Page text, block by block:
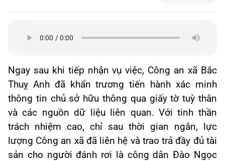
Ngay sau khi tiếp nhận vụ việc, Công an xã Bắc
Thuỵ Anh đã khẩn trương tiến hành xác minh
thông tin chủ sở hữu thông qua giấy tờ tuỳ thân
và các nguồn dữ liệu liên quan. Với tinh thần
trách nhiệm cao, chỉ sau thời gian ngắn, lực
lượng Công an xã đã liên hệ và trao trả đầy đủ tài
sản cho người đánh rơi là công dân Đào Ngọc